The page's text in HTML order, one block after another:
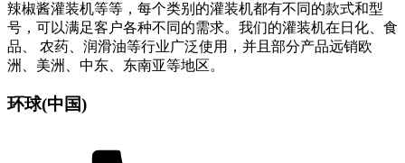
辣椒酱灌装机等等，每个类别的灌装机都有不同的款式和型
号，可以满足客户各种不同的需求。我们的灌装机在日化、食
品、 农药、润滑油等行业广泛使用，并且部分产品远销欧
洲、美洲、中东、东南亚等地区。
环球(中国)